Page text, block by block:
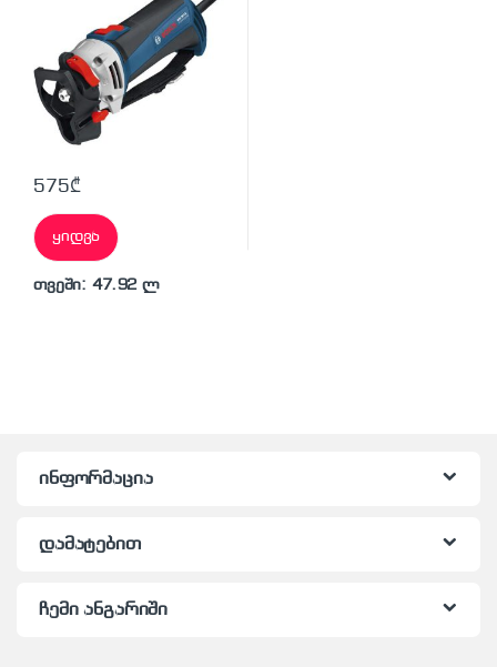
575₾
ყიდვა
თვეში: 47.92 ლ
ინფორმაცია
დამატებით
ჩემი ანგარიში